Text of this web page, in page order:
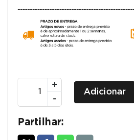
era:
98,10 €.
é:
Quantidade
Linha
ECO
+
-
Adicionar
Partilhar: